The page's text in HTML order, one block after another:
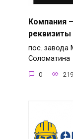
Компания
реквизиты
пос. завода
Соломатина
0 219